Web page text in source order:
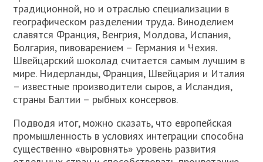
традиционной, но и отраслью специализации в
географическом разделении труда. Виноделием
славятся Франция, Венгрия, Молдова, Испания,
Болгария, пивоварением – Германия и Чехия.
Швейцарский шоколад считается самым лучшим в
мире. Нидерланды, Франция, Швейцария и Италия
– известные производители сыров, а Исландия,
страны Балтии – рыбных консервов.
Подводя итог, можно сказать, что европейская
промышленность в условиях интеграции способна
существенно «выровнять» уровень развития